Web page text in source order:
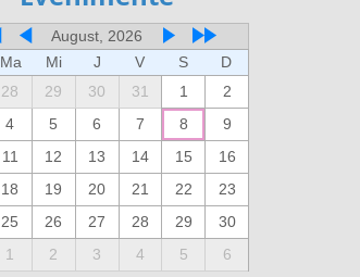
August, 2026
Ma Mi J V S
D
28 29 30 31 1
2
4 5 6 7 8
9
11 12 13 14 15
16
18 19 20 21 22
23
25 26 27 28 29
30
1 2 3 4 5 6